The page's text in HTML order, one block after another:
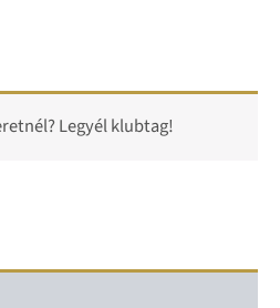
Legyél klubtag!